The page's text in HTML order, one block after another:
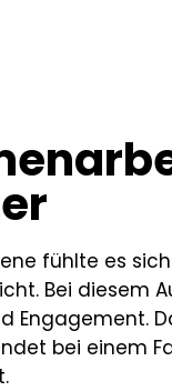
fühlte es
Bei diesem
Engagement.
bei einem